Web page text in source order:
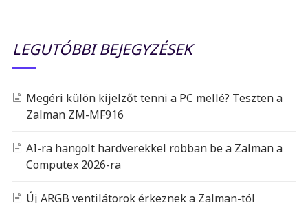
LEGUTÓBBI BEJEGYZÉSEK
Megéri külön kijelzőt tenni a PC mellé? Teszten a
Zalman ZM-MF916
AI-ra hangolt hardverekkel robban be a Zalman a
Computex 2026-ra
Új ARGB ventilátorok érkeznek a Zalman-tól